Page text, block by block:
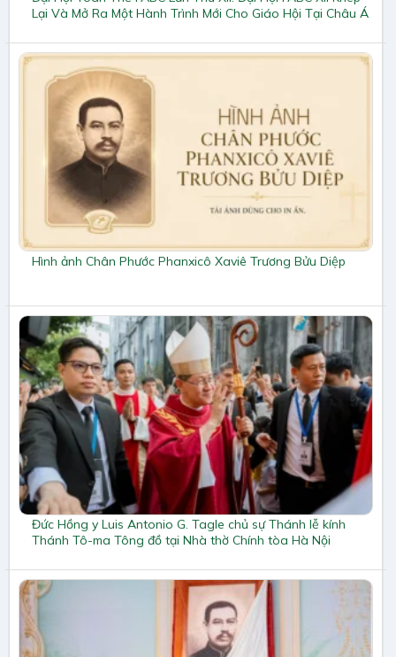
Lại Và Mở Ra Một Hành Trình Mới Cho Giáo Hội Tại Châu Á
Hình ảnh Chân Phước Phanxicô Xaviê Trương Bửu Diệp
Đức Hồng y Luis Antonio G. Tagle chủ sự Thánh lễ kính
Thánh Tô-ma Tông đồ tại Nhà thờ Chính tòa Hà Nội